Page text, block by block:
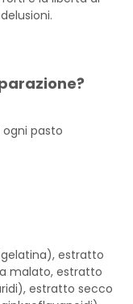
pasto
estratto
malato, estratto
estratto secco